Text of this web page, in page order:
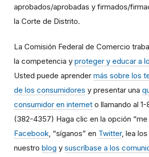
aprobados/aprobadas y firmados/
la Corte de Distrito.
La Comisión Federal de Comercio
la competencia y proteger y educar a
Usted puede aprender más sobre los
de los consumidores y presentar una
consumidor en internet o llamando al
(382-4357) Haga clic en la opción “me
Facebook, “síganos” en Twitter, lea
nuestro blog y suscríbase a los